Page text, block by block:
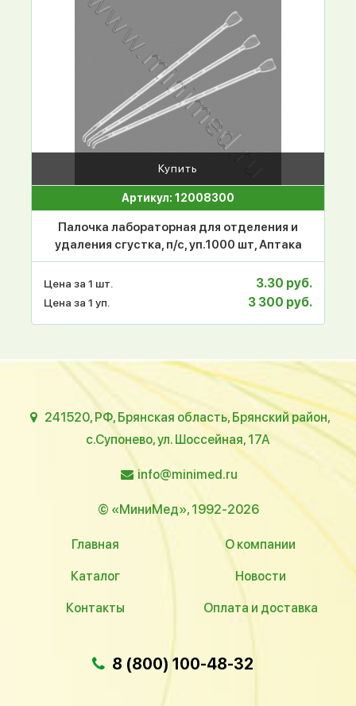
Купить
Артикул: 12008300
Палочка лабораторная для отделения и
удаления сгустка, п/с, уп.1000 шт, Аптака
Цена за 1 шт. 3.30 руб.
Цена за 1 уп. 3 300 руб.
241520, РФ, Брянская область, Брянский район,
с.Супонево, ул. Шоссейная, 17А
info@minimed.ru
© «МиниМед», 1992-2026
Главная О компании
Каталог Новости
Контакты Оплата и доставка
8 (800) 100-48-32